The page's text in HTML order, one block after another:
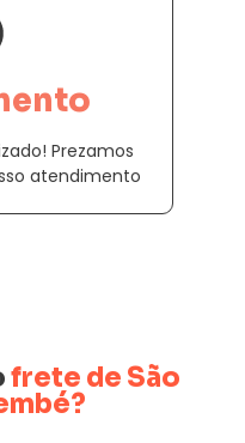
Prezamos
atendimento
frete de São